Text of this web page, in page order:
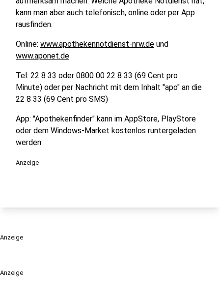
Anzeige
kann man aber auch telefonisch, online oder per App
rausfinden.
Online: www.apothekennotdienst-nrw.de und
www.aponet.de
Tel: 22 8 33 oder 0800 00 22 8 33 (69 Cent pro
Minute) oder per Nachricht mit dem Inhalt "apo" an die
22 8 33 (69 Cent pro SMS)
App: "Apothekenfinder" kann im AppStore, PlayStore
oder dem Windows-Market kostenlos runtergeladen
werden
Anzeige
Anzeige